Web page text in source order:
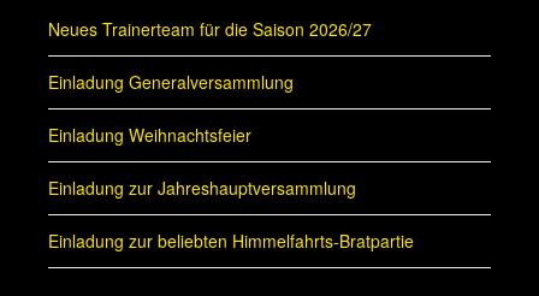
Neues Trainerteam für die Saison 2026/27
Einladung Generalversammlung
Einladung Weihnachtsfeier
Einladung zur Jahreshauptversammlung
Einladung zur beliebten Himmelfahrts-Bratpartie